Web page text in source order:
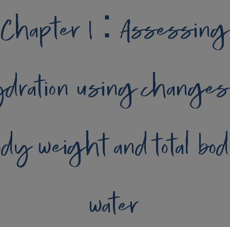
Chapter 1 : Assessing
using
weight and total
water